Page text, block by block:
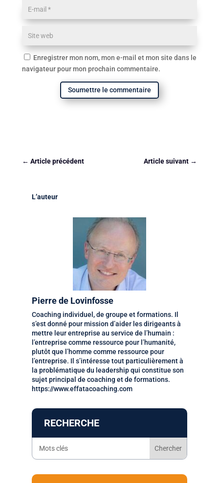
Enregistrer mon nom, mon e-mail et mon site dans le
navigateur pour mon prochain commentaire.
Soumettre le commentaire
← Article précédent Article suivant →
L’auteur
Pierre de Lovinfosse
Coaching individuel, de groupe et formations. Il
s’est donné pour mission d’aider les dirigeants à
mettre leur entreprise au service de l’humain :
l’entreprise comme ressource pour l’humanité,
plutôt que l’homme comme ressource pour
l’entreprise. Il s’intéresse tout particulièrement à
la problématique du leadership qui constitue son
sujet principal de coaching et de formations.
https://www.effatacoaching.com
RECHERCHE